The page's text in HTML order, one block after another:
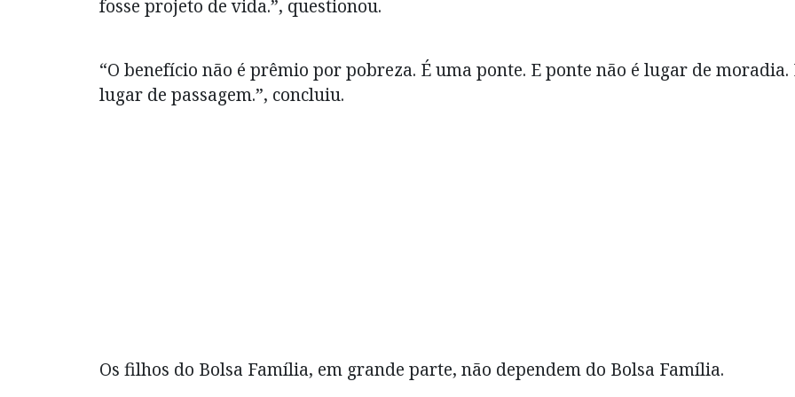
fosse projeto de vida.”, questionou.
“O benefício não é prêmio por pobreza. É uma ponte. E ponte não é lugar de moradia.
lugar de passagem.”, concluiu.
Os filhos do Bolsa Família, em grande parte, não dependem do Bolsa Família.